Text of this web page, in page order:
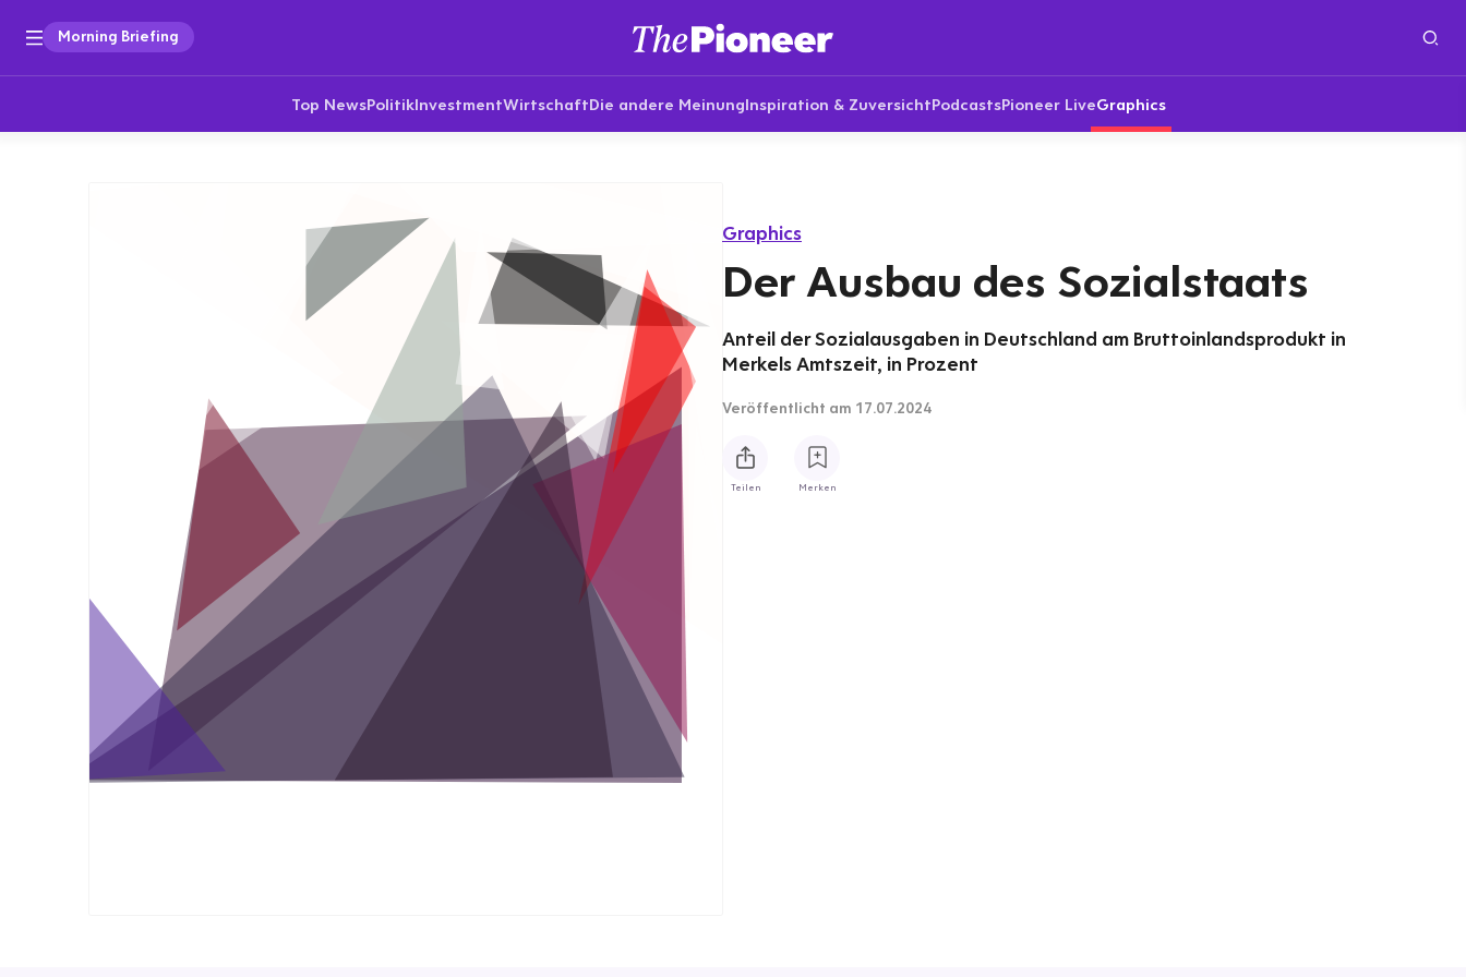
Morning Briefing
Top NewsPolitikInvestmentWirtschaftDie andere MeinungInspiration & ZuversichtPodcastsPioneer LiveGraphics
Graphics
Der Ausbau des Sozialstaats
Anteil der Sozialausgaben in Deutschland am Bruttoinlandsprodukt in
Merkels Amtszeit, in Prozent
Veröffentlicht am 17.07.2024
Teilen Merken